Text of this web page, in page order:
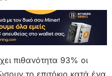
πιθανότητα 93% οι